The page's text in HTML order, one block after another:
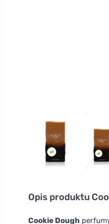
Opis produktu
Cookie Dough